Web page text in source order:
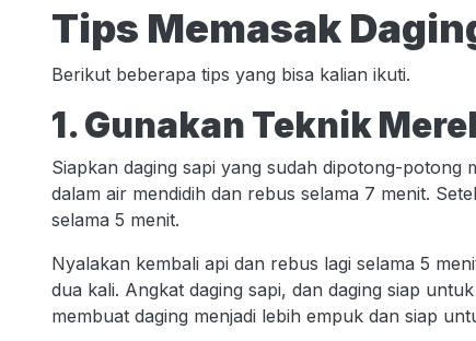
Tips Memasak
Berikut beberapa tips yang bisa kalian ikuti.
1. Gunakan Teknik
Siapkan daging sapi yang sudah dipotong-potong
dalam air mendidih dan rebus selama 7 menit.
selama 5 menit.
Nyalakan kembali api dan rebus lagi selama 5
dua kali. Angkat daging sapi, dan daging siap
membuat daging menjadi lebih empuk dan siap